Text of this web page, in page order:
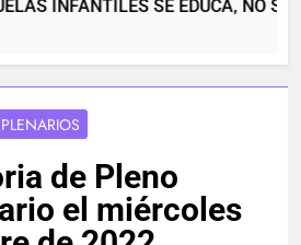
INFANTILES SE EDUCA, NO SE
PLENARIOS
de Pleno
el miércoles